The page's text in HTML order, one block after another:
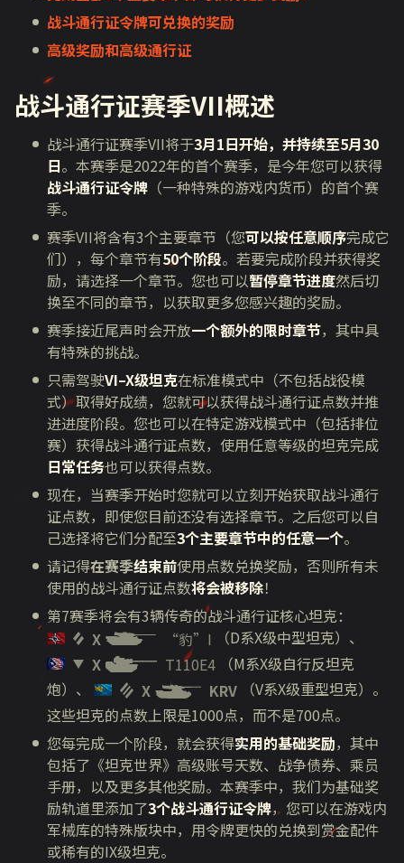
战斗通行证令牌可兑换的奖励
高级奖励和高级通行证
战斗通行证赛季VII概述
战斗通行证赛季VII将于3月1日开始，并持续至5月30
日。本赛季是2022年的首个赛季，是今年您可以获得
战斗通行证令牌 （一种特殊的游戏内货币）的首个赛
季。
赛季VII将含有3个主要章节（您可以按任意顺序完成它
们），每个章节有50个阶段。若要完成阶段并获得奖
励，请选择一个章节。您也可以暂停章节进度然后切
换至不同的章节，以获取更多您感兴趣的奖励。
赛季接近尾声时会开放一个额外的限时章节，其中具
有特殊的挑战。
只需驾驶VI–X级坦克在标准模式中（不包括战役模
式）取得好成绩，您就可以获得战斗通行证点数并推
进进度阶段。您也可以在特定游戏模式中（包括排位
赛）获得战斗通行证点数，使用任意等级的坦克完成
日常任务也可以获得点数。
现在，当赛季开始时您就可以立刻开始获取战斗通行
证点数，即使您目前还没有选择章节。之后您可以自
己选择将它们分配至3个主要章节中的任意一个。
请记得在赛季结束前使用点数兑换奖励，否则所有未
使用的战斗通行证点数将会被移除！
第7赛季将会有3辆传奇的战斗通行证核心坦克：
X
“豹”I （D系X级中型坦克）、
X
T110E4 （M系X级自行反坦克
炮）、
X KRV （V系X级重型坦克）。
这些坦克的点数上限是1000点，而不是700点。
您每完成一个阶段，就会获得实用的基础奖励，其中
包括了《坦克世界》高级账号天数、战争债券、乘员
手册，以及更多其他奖励。本赛季中，我们为基础奖
励轨道里添加了3个战斗通行证令牌，您可以在游戏内
军械库的特殊版块中，用令牌更快的兑换到赏金配件
或稀有的IX级坦克。